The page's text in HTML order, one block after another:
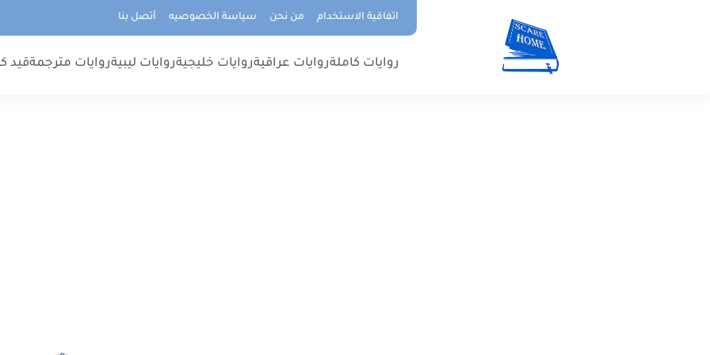
اتفاقية الاستخدام من نحن سياسة الخصوصيه أتصل بنا
روايات كاملةروايات عراقيةروايات خليجيةروايات ليبيةروايات مترجمةقيد